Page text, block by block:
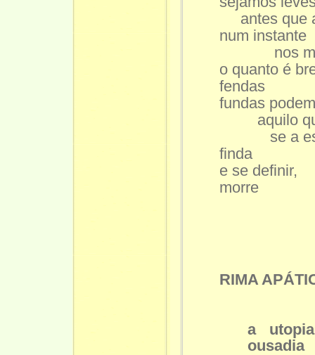
antes que
num instante
nos
o quanto é
fendas
fundas
aquilo
se a
finda
e se definir,
morre
RIMA
a
ousadia